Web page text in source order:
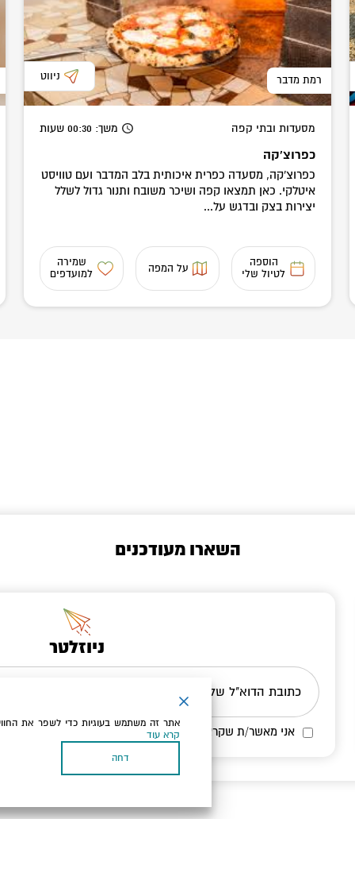
רמת מדבר ניווט
מסעדות ובתי קפה משך: 00:30 שעות
כפרוצ'קה
כפרוצ'קה, מסעדה כפרית איכותית בלב המדבר ועם טוויסט
איטלקי. כאן תמצאו קפה ושיכר משובח ותנור גדול לשלל
יצירות בצק ובדגש על...
הוספה
לטיול שלי
על המפה
שמירה
למועדפים
השארו מעודכנים
ניוזלטר
כתובת הדוא"ל שלך
אני מאשר/ת שקראתי ומסכים/ה למדיניות הפרטיות ולמדיניות
אתר זה משתמש בעוגיות כדי לשפר את
קרא עוד
דחה